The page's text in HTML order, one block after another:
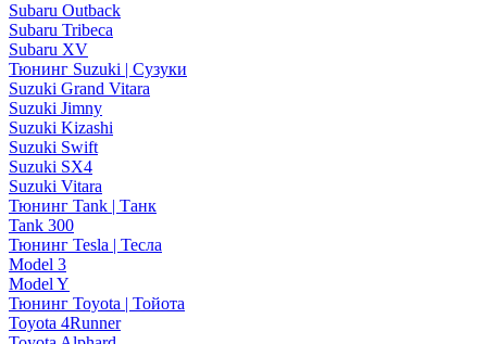
Subaru Outback
Subaru Tribeca
Subaru XV
Тюнинг Suzuki | Сузуки
Suzuki Grand Vitara
Suzuki Jimny
Suzuki Kizashi
Suzuki Swift
Suzuki SX4
Suzuki Vitara
Тюнинг Tank | Танк
Tank 300
Тюнинг Tesla | Тесла
Model 3
Model Y
Тюнинг Toyota | Тойота
Toyota 4Runner